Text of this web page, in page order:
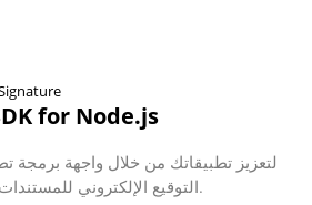
for Node.js
التوقيع الإلكتروني للمستندات المستندة إلى السحابة.